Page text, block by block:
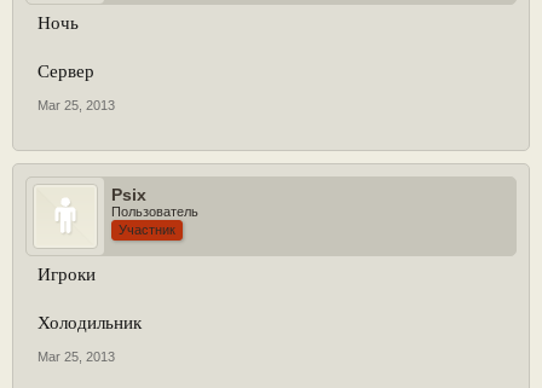
Ночь
Сервер
Mar 25, 2013
Psix
Пользователь
Участник
Игроки
Холодильник
Mar 25, 2013